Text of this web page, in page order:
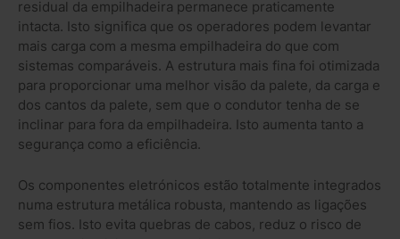
residual da empilhadeira permanece praticamente
intacta. Isto significa que os operadores podem levantar
mais carga com a mesma empilhadeira do que com
sistemas comparáveis. A estrutura mais fina foi otimizada
para proporcionar uma melhor visão da palete, da carga e
dos cantos da palete, sem que o condutor tenha de se
inclinar para fora da empilhadeira. Isto aumenta tanto a
segurança como a eficiência.
Os componentes eletrónicos estão totalmente integrados
numa estrutura metálica robusta, mantendo as ligações
sem fios. Isto evita quebras de cabos, reduz o risco de